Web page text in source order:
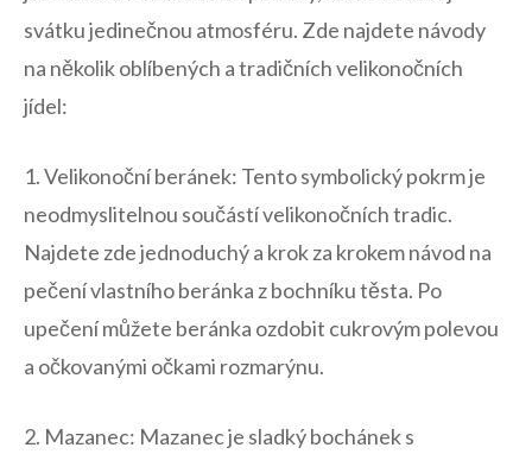
svátku jedinečnou atmosféru. ‍Zde najdete návody
na několik oblíbených a tradičních velikonočních
jídel:
1. Velikonoční​ beránek:⁤ Tento symbolický pokrm je
neodmyslitelnou součástí velikonočních ‍tradic.⁤
Najdete zde ‍jednoduchý a krok ‍za krokem ⁣návod na
pečení vlastního beránka z⁣ bochníku těsta. Po
upečení můžete‌ beránka ozdobit cukrovým polevou
a očkovanými ‍očkami rozmarýnu.
2. Mazanec: Mazanec je sladký‌ bochánek s